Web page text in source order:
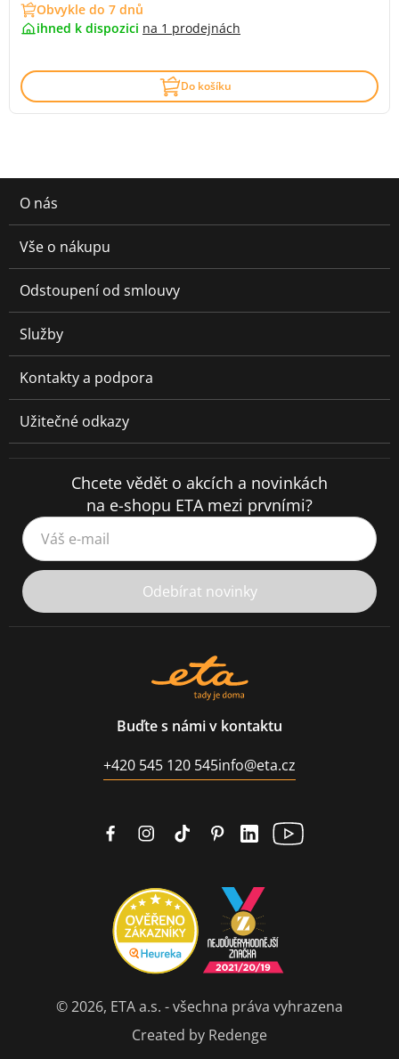
Obvykle do 7 dnů
ihned k dispozici na 1 prodejnách
Do košíku
O nás
Vše o nákupu
Odstoupení od smlouvy
Služby
Kontakty a podpora
Užitečné odkazy
Chcete vědět o akcích a novinkách
na e-shopu ETA mezi prvními?
Váš e-mail
Odebírat novinky
Buďte s námi v kontaktu
+420 545 120 545info@eta.cz
© 2026, ETA a.s. - všechna práva vyhrazena
Created by Redenge